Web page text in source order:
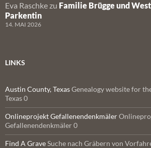
Eva Raschke zu Familie Brügge und
Parkentin
14. MAI 2026
LINKS
Austin County, TexasGenealogy website for
Texas 0
Onlineprojekt Gefallenendenkmäler
Gefallenendenkmäler 0
Find A GraveSuche nach Gräbern von